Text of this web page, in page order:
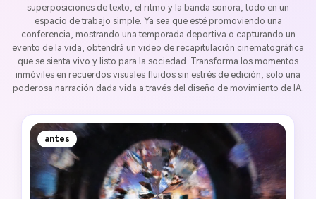
superposiciones de texto, el ritmo y la banda sonora, todo en un
espacio de trabajo simple. Ya sea que esté promoviendo una
conferencia, mostrando una temporada deportiva o capturando un
evento de la vida, obtendrá un video de recapitulación cinematográfica
que se sienta vivo y listo para la sociedad. Transforma los momentos
inmóviles en recuerdos visuales fluidos sin estrés de edición, solo una
poderosa narración dada vida a través del diseño de movimiento de IA.
antes